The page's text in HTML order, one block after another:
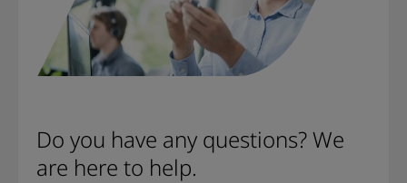
Do you have any questions? We
are here to help.